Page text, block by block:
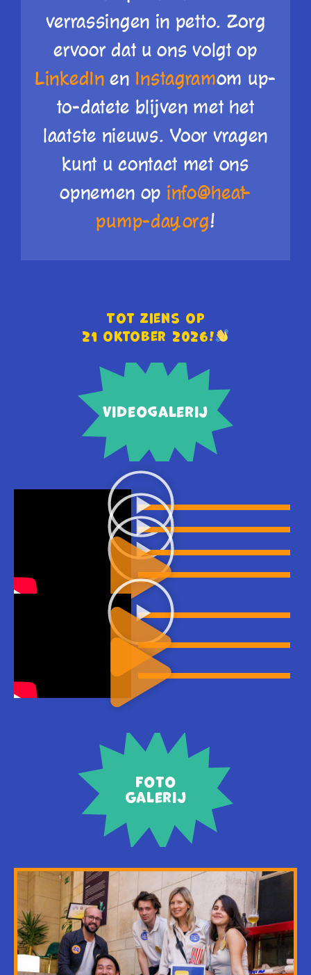
verrassingen in petto. Zorg
ervoor dat u ons volgt op
LinkedIn en Instagramom up-
to-datete blijven met het
laatste nieuws. Voor vragen
kunt u contact met ons
opnemen op info@heat-
pump-day.org!
Tot ziens op
21 oktober 2026!
Videogalerij
Foto
Galerij